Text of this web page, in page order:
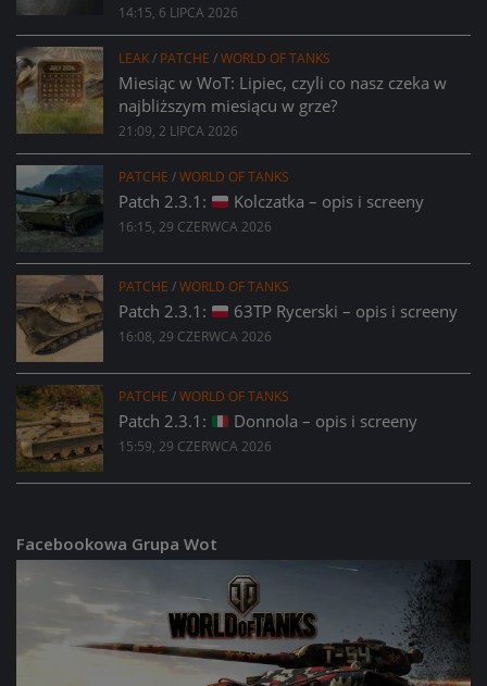
14:15, 6 LIPCA 2026
LEAK/ PATCHE /WORLD OF TANKS
Miesiąc w WoT: Lipiec, czyli co nasz czeka w
najbliższym miesiącu w grze?
21:09, 2 LIPCA 2026
PATCHE /WORLD OF TANKS
Patch 2.3.1: Kolczatka – opis i screeny
16:15, 29 CZERWCA 2026
PATCHE /WORLD OF TANKS
Patch 2.3.1: 63TP Rycerski – opis i screeny
16:08, 29 CZERWCA 2026
PATCHE /WORLD OF TANKS
Patch 2.3.1: Donnola – opis i screeny
15:59, 29 CZERWCA 2026
Facebookowa Grupa Wot